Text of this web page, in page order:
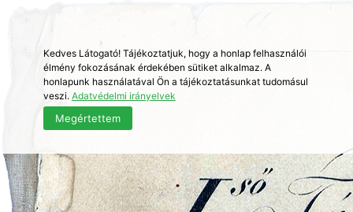
Kedves Látogató! Tájékoztatjuk, hogy a honlap felhasználói
élmény fokozásának érdekében sütiket alkalmaz. A
honlapunk használatával Ön a tájékoztatásunkat tudomásul
veszi. Adatvédelmi irányelvek
Megértettem